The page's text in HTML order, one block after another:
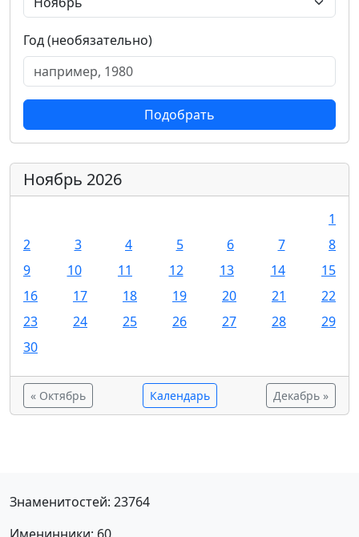
Год (необязательно)
Подобрать
Ноябрь 2026
1
2
3 4 5 6 7
8
9
10 11 12 13 14
15
16
17 18 19 20 21
22
23
24 25 26 27 28
29
30
« Октябрь Календарь Декабрь »
Знаменитостей: 23764